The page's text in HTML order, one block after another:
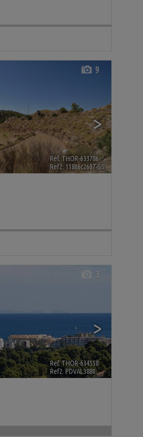
>
9
Ref. THOR-633786 🔗
Ref2. 11806c2607-SS
>
3
Ref. THOR-634558🔗
Ref2. PDVAL3880